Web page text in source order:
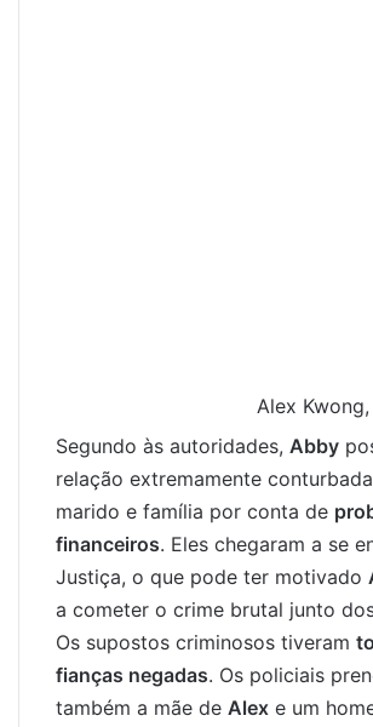
Alex
Segundo às autoridades, Abby
relação extremamente
marido e família por conta de
financeiros. Eles chegaram a se
Justiça, o que pode ter motivado
a cometer o crime brutal junto
Os supostos criminosos tiveram
fianças negadas. Os policiais
também a mãe de Alex e um